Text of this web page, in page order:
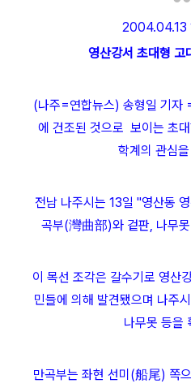
2004.04.13
영산강서 초대형 고
(나주=연합뉴스) 송형일 기자
에 건조된 것으로 보이는 초
학계의 관심
전남 나주시는 13일 "영산동
곡부(灣曲部)와 겉판, 나무
이 목선 조각은 갈수기로 영산
민들에 의해 발견됐으며 나주
나무못 등을
만곡부는 좌현 선미(船尾) 쪽